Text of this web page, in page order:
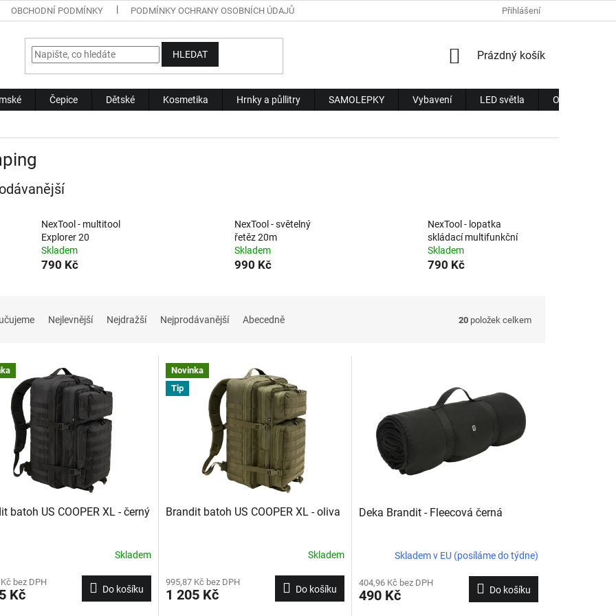
OBCHODNÍ PODMÍNKY PODMÍNKY OCHRANY OSOBNÍCH ÚDAJŮ Přihlášení
HLEDAT
NÁKUPNÍ
Prázdný košík
Čepice Dětské Kosmetika Hrnky a půllitry SAMOLEPKY Vybavení LED světla Obchodní
NexTool - multitool
Explorer 20
Skladem
790 Kč
NexTool - světelný
řetěz 20m
Skladem
990 Kč
NexTool - lopatka
skládací multifunkční
Skladem
790 Kč
Nejlevnější Nejdražší Nejprodávanější Abecedně 20 položek celkem
batoh US COOPER XL - černý
Skladem
bez DPH
Kč Do košíku
Novinka
Tip
Brandit batoh US COOPER XL - oliva
Skladem
995,87 Kč bez DPH
1 205 Kč Do košíku
Deka Brandit - Fleecová černá
Skladem v EU (posíláme do týdne)
404,96 Kč bez DPH
490 Kč Do košíku